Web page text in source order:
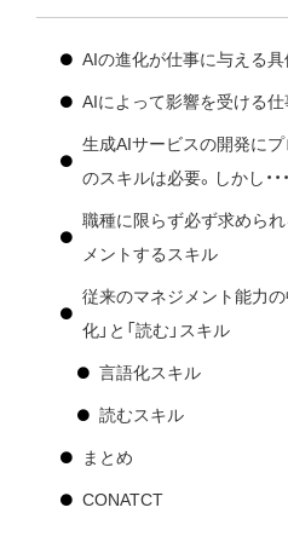
AIの進化が仕事に与える
AIによって影響を受ける
生成AIサービスの開発に
のスキルは必要。しかし・・・
職種に限らず必ず求められ
メントするスキル
従来のマネジメント能力
化」と「読む」スキル
言語化スキル
読むスキル
まとめ
CONATCT